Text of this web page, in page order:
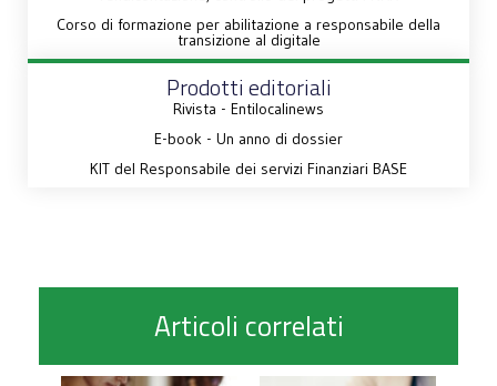
Corso di formazione per abilitazione a responsabile della
transizione al digitale
Prodotti editoriali
Rivista - Entilocalinews
E-book - Un anno di dossier
KIT del Responsabile dei servizi Finanziari BASE
Articoli correlati